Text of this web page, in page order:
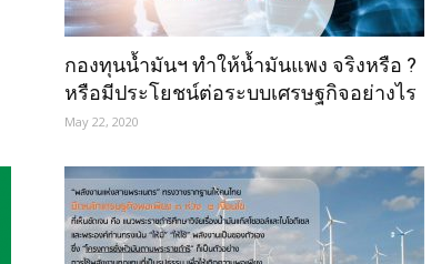
กองทุนน้ำมันฯ ทำให้น้ำมันแพง จริงหรือ ?
หรือมีประโยชน์ต่อระบบเศรษฐกิจอย่างไร
?
May 22, 2020